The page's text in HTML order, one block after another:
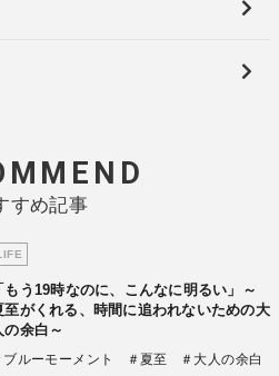
すめ記事
もう19時なのに、こんなに明るい」～
至がくれる、時間に追われないための大
の余白～
ブルーモーメント ＃夏至 ＃大人の余白